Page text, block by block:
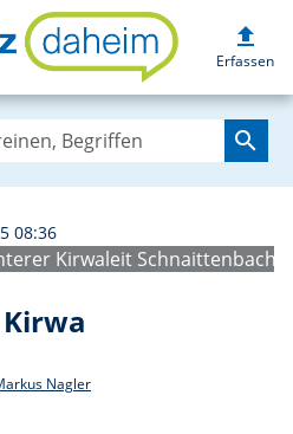
Der Forst feiert
upload
Erfassen
search
Kirwaleit Schnaittenbach
08:36
Nagler